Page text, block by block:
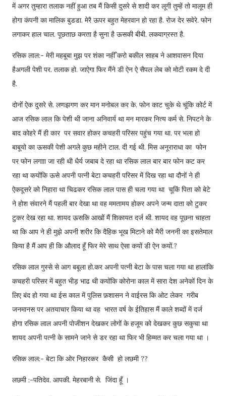
में अगर तुम्हारा तलाक नहीं हुआ तब मैं किसी दुसरे से शादी कर लूगी तुम्हें तो मालूम ही
होगा कंपनी का मालिक बुडडा. मेरै ऊपर बहुत मेहरवान हो रहा है. रोज देर सवेरे. फोन
लगाकर हाल चाल. पूछताछ करता है सुना है ऊसकी बीबी. लकवाग्रस्त है.
रसिक लाल:- मेरी महबूबा मुझ पर शंका नहीँ करो बकील साहब ने आशवासन दिया
हैअगली पेशी पर. तलाक हो. जाऐगा फिर मैंने डी ऐन ऐ सैपल लेब को मोटी रकम दे दी
है.
दोनों ऐक दुसरे से. लणझगण कर मान मनोबल कर के. फोन काट चुके थे चूंकि कोर्ट में
आज रसिक लाल कि पेशी थी जाना अनिवार्य था मन मारकर नित्य कर्म से. निपटने के
बाद कोहरे मैं ही कार पर सवार होकर कचहरी परिसर पहुंच गया था. पर भला हो
बाबूयो का ऊसकी पेशी अगले कुछ महीने टाल. दी गई थी. मिस अनूराराधा का फोन
पर फोन लगााा जा रही थी धैर्य जबाब दे रहा था रसिक लाल बार बार फोन कट कर
रहा था कयोंकि ऊसे अपनी पत्नी बेटा कचहरी परिसर में दिख रहा था दौनों ने ही
ऐकदूसरे को निहारा था चिढकर रसिक लाल पास ही चला गया था चूकिं पिता को बेटे
ने होश संवारने मैं पहली बार देखा था वह ममतामय होकर अपने जन्म दाता को टुकर
टुकर देख रहा था. शायद ऊसकि आखों मैं शिकायत दर्ज थी. शायद वह पूछना चाहता
था कि आप ने ही मुझे अपनी शरीर कि दैहिक भूख मिटाने को मैरी जननी का इसतेमाल
किया है मैं आप ही कि औलाद हूँ फिर मेरे साथ ऐसा कयों डी ऐन कयों.?
रसिक लाल गुस्से से आग बबूला हो.कर अपनी पत्नी बेटा के पास चला गया था हालांकि
कचहरी परिसर में बहुत भीड़ भाढ थी कयोंकि कोरोना काल में सारा देश अनेकों दिन के
लिए बंद हो गया था ईस काल में पुलिस फ़शासन ने वाईरस कि ओट लेकर गरीब
जनमानस पर अतयाचार किया था वह भारत वर्ष के ईतिहास मैं काले शब्दों में दर्ज
होगा रसिक लाल अपनी पोजीशन देखकर लोगों के हजूम को देखकर कुछ सकुचा था
शायद अपनी पत्नी के सामने जाने से डर रहा था फिर भी हिम्मत कर चला गया था ।
रसिक लाल:- बेटा कि ओर निहारकर कैसी हो लछमी ??
लछमी :-पतिदेव. आपकी. मेहरबानी से. जिंदा हूँ ।